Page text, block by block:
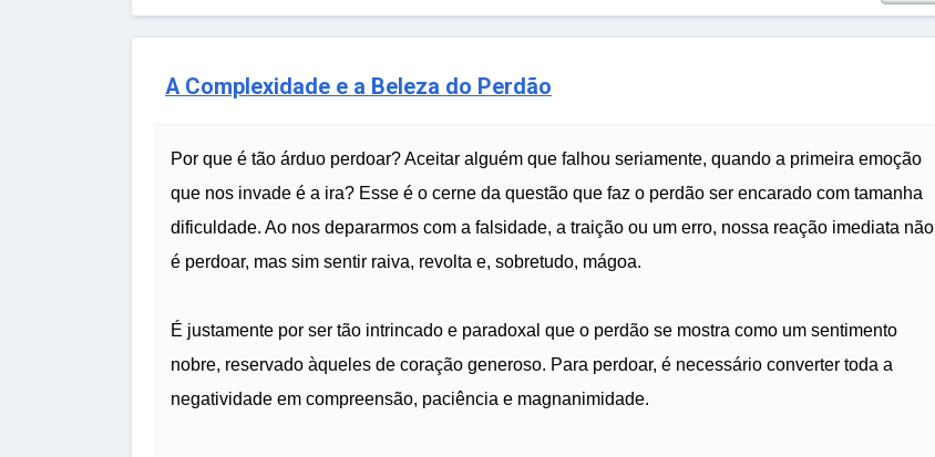
A Complexidade e a Beleza do Perdão
Por que é tão árduo perdoar? Aceitar alguém que falhou seriamente, quando a primeira emoção
que nos invade é a ira? Esse é o cerne da questão que faz o perdão ser encarado com tamanha
dificuldade. Ao nos depararmos com a falsidade, a traição ou um erro, nossa reação imediata não
é perdoar, mas sim sentir raiva, revolta e, sobretudo, mágoa.
É justamente por ser tão intrincado e paradoxal que o perdão se mostra como um sentimento
nobre, reservado àqueles de coração generoso. Para perdoar, é necessário converter toda a
negatividade em compreensão, paciência e magnanimidade.